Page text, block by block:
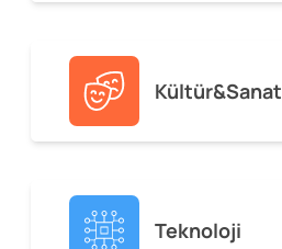
Kültür&Sanat
Teknoloji